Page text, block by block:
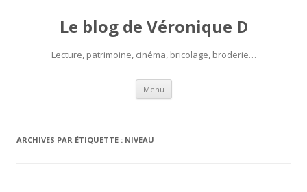
Le blog de Véronique D
Lecture, patrimoine, cinéma, bricolage, broderie…
Menu Aller
contenu
ARCHIVES PAR ÉTIQUETTE : NIVEAU